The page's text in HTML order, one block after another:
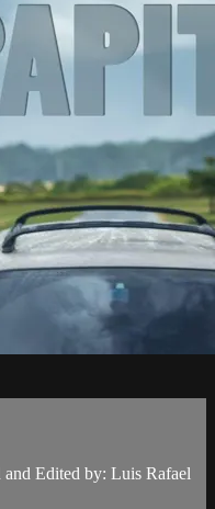
Edited by: Luis Rafael